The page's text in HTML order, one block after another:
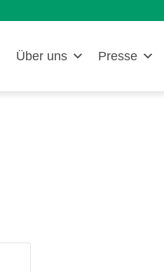
Über uns Presse